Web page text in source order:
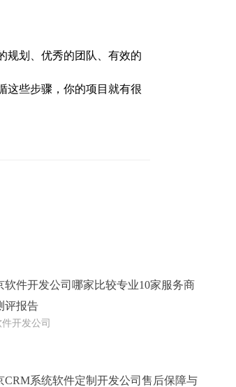
规划、优秀的团队、有效的
这些步骤，你的项目就有很
软件开发公司哪家比较专业10家服务商
评报告
开发公司
CRM系统软件定制开发公司售后保障与